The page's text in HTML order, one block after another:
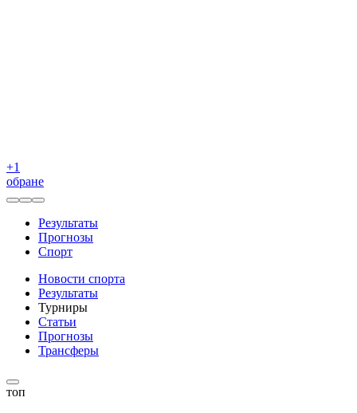
+1
обране
Результаты
Прогнозы
Спорт
Новости спорта
Результаты
Турниры
Статьи
Прогнозы
Трансферы
топ